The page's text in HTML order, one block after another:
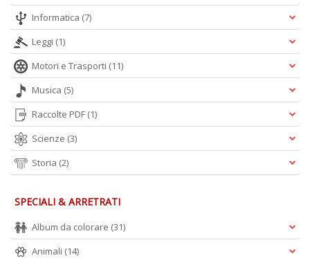
Informatica (7)
Leggi (1)
Motori e Trasporti (11)
Musica (5)
Raccolte PDF (1)
Scienze (3)
Storia (2)
SPECIALI & ARRETRATI
Album da colorare (31)
Animali (14)